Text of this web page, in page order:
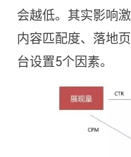
会越低。其实影响
内容匹配度、落地
台设置5个因素。